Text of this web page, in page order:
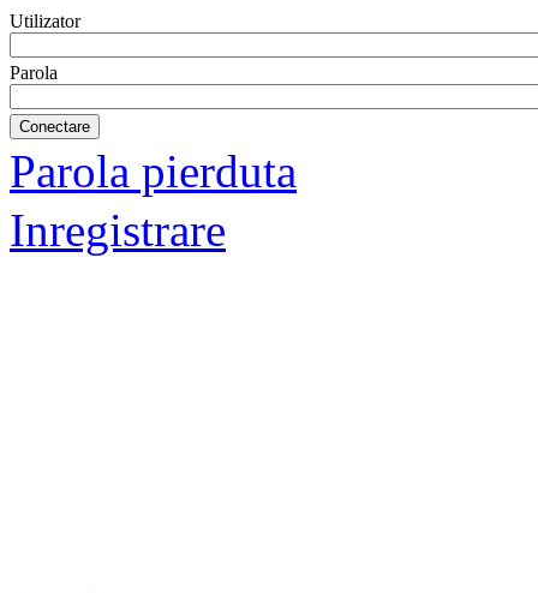
Utilizator
Parola
Parola pierduta
Inregistrare